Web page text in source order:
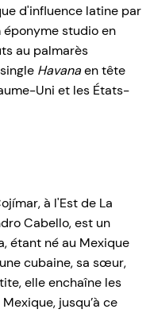
d'influence latine par
éponyme studio en
au palmarès
Havanaen tête
Uni et les États-
à l'Est de La
Cabello, est un
étant né au Mexique
cubaine, sa sœur,
elle enchaîne les
jusqu’à ce